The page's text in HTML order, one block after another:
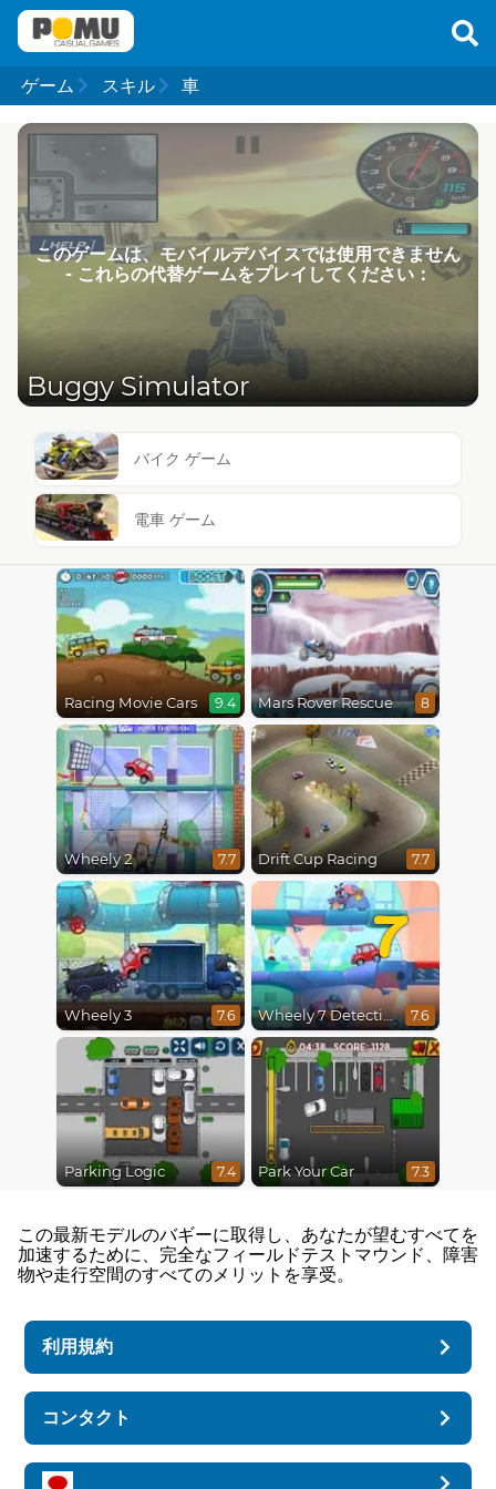
ゲーム スキル 車
このゲームは、モバイルデバイスでは使用できません
- これらの代替ゲームをプレイしてください：
Buggy Simulator
バイク ゲーム
電車 ゲーム
Racing Movie Cars 9.4 Mars Rover Rescue 8
Wheely 2 7.7 Drift Cup Racing 7.7
Wheely 3 7.6
7
Wheely 7 Detective 7.6
Parking Logic 7.4 Park Your Car 7.3
この最新モデルのバギーに取得し、あなたが望むすべてを
加速するために、完全なフィールドテストマウンド、障害
物や走行空間のすべてのメリットを享受。
利用規約
コンタクト